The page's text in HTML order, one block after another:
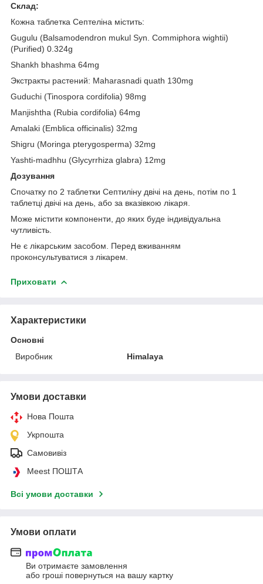
Склад:
Кожна таблетка Септеліна містить:
Gugulu (Balsamodendron mukul Syn. Commiphora wightii)
(Purified) 0.324g
Shankh bhashma 64mg
Экстракты растений: Maharasnadi quath 130mg
Guduchi (Tinospora cordifolia) 98mg
Manjishtha (Rubia cordifolia) 64mg
Amalaki (Emblica officinalis) 32mg
Shigru (Moringa pterygosperma) 32mg
Yashti-madhhu (Glycyrrhiza glabra) 12mg
Дозування
Спочатку по 2 таблетки Септиліну двічі на день, потім по 1
таблетці двічі на день, або за вказівкою лікаря.
Може містити компоненти, до яких буде індивідуальна
чутливість.
Не є лікарським засобом. Перед вживанням
проконсультуватися з лікарем.
Приховати
Характеристики
Основні
Виробник
Himalaya
Умови доставки
Нова Пошта
Укрпошта
Самовивіз
Meest ПОШТА
Всі умови доставки
Умови оплати
Ви отримаєте замовлення
або гроші повернуться на вашу картку